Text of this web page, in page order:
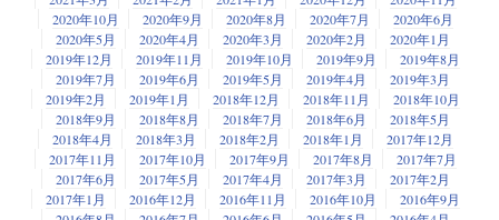
2020年10月
2020年9月 2020年8月 2020年7月
2020年6月
2020年5月
2020年4月 2020年3月 2020年2月
2020年1月
2019年12月
2019年11月 2019年10月 2019年9月
2019年8月
2019年7月
2019年6月 2019年5月 2019年4月
2019年3月
2019年2月
2019年1月 2018年12月 2018年11月
2018年10月
2018年9月
2018年8月 2018年7月 2018年6月
2018年5月
2018年4月
2018年3月 2018年2月 2018年1月
2017年12月
2017年11月
2017年10月 2017年9月 2017年8月
2017年7月
2017年6月
2017年5月 2017年4月 2017年3月
2017年2月
2017年1月
2016年12月 2016年11月 2016年10月
2016年9月